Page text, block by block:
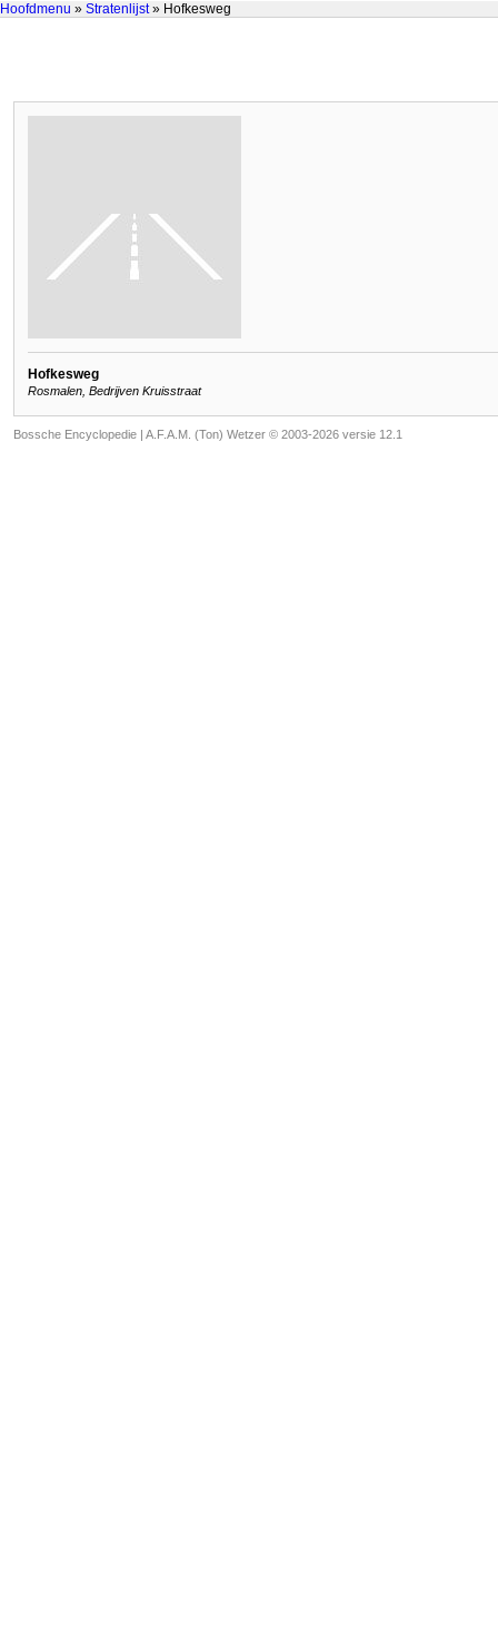
Hoofdmenu » Stratenlijst» Hofkesweg
Hofkesweg
Rosmalen, Bedrijven Kruisstraat
Bossche Encyclopedie | A.F.A.M. (Ton) Wetzer © 2003-2026 versie 12.1